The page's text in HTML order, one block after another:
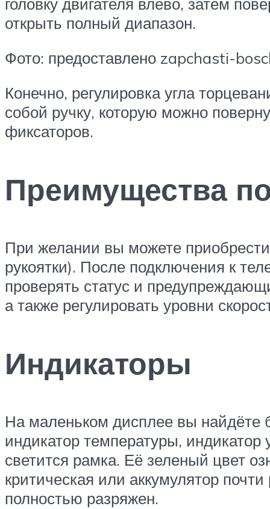
головку двигателя влево, затем
открыть полный диапазон.
Фото: предоставлено zapchasti-
Конечно, регулировка угла
собой ручку, которую можно
фиксаторов.
Преимущества
При желании вы можете
рукоятки). После подключения к
проверять статус и
а также регулировать уровни
Индикаторы
На маленьком дисплее вы найдёте
индикатор температуры,
светится рамка. Её зеленый цвет
критическая или аккумулятор
полностью разряжен.